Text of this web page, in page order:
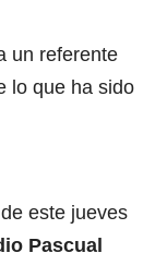
un referente
lo que ha sido
este jueves
Pascual